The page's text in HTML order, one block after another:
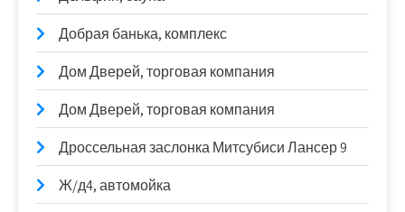
Добрая банька, комплекс
Дом Дверей, торговая компания
Дом Дверей, торговая компания
Дроссельная заслонка Митсубиси Лансер 9
Ж/д4, автомойка